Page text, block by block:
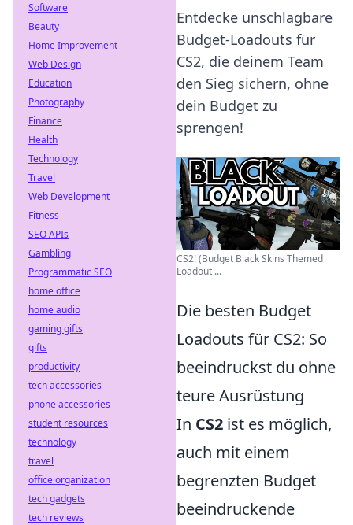
Entdecke unschlagbare
Budget-Loadouts für
CS2, die deinem Team
den Sieg sichern, ohne
dein Budget zu
sprengen!
CS2! (Budget Black Skins Themed
Loadout ...
Die besten Budget
Loadouts für CS2: So
beeindruckst du ohne
teure Ausrüstung
In CS2 ist es möglich,
auch mit einem
begrenzten Budget
beeindruckende
Software
Beauty
Home Improvement
Web Design
Education
Photography
Finance
Health
Technology
Travel
Web Development
Fitness
SEO APIs
Gambling
Programmatic SEO
home office
home audio
gaming gifts
gifts
productivity
tech accessories
phone accessories
student resources
technology
travel
office organization
tech gadgets
tech reviews